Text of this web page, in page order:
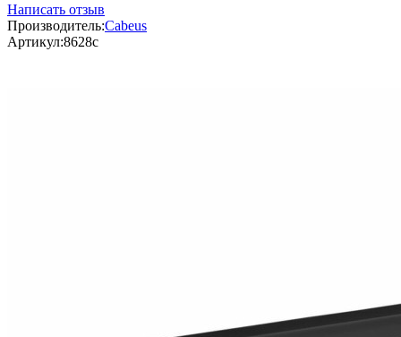
Написать отзыв
Производитель:Cabeus
Артикул:8628c